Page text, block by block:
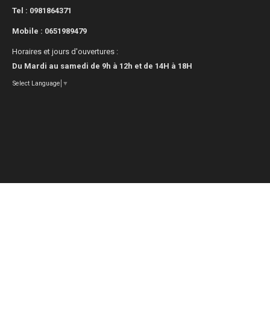
Tel : 0981864371
Mobile : 0651989479
Horaires et jours d'ouvertures :
Du Mardi au samedi de 9h à 12h et de 14H à 18H
Select Language ▼